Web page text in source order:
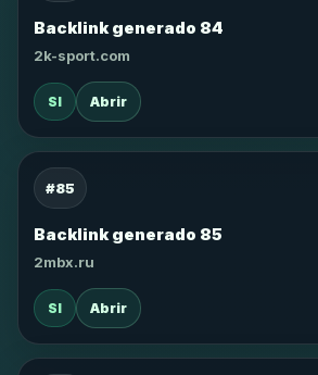
Backlink generado 84
2k-sport.com
SI Abrir
#85
Backlink generado 85
2mbx.ru
SI Abrir